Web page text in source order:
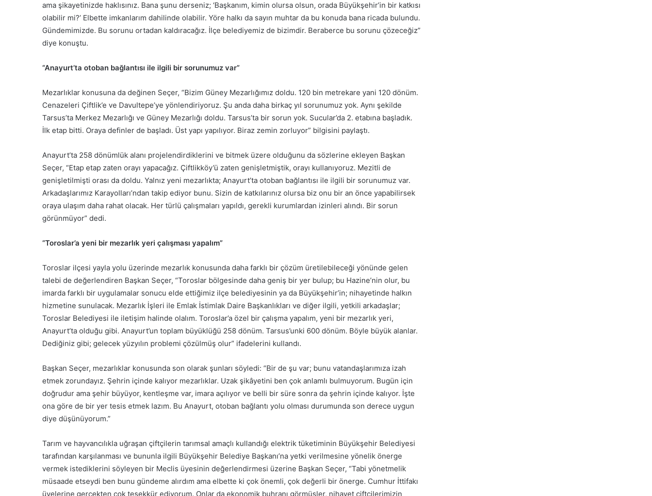
ama şikayetinizde haklısınız. Bana şunu derseniz; ‘Başkanım, kimin olursa olsun, orada Büyükşehir’in bir katkısı
olabilir mi?’ Elbette imkanlarım dahilinde olabilir. Yöre halkı da sayın muhtar da bu konuda bana ricada bulundu.
Gündemimizde. Bu sorunu ortadan kaldıracağız. İlçe belediyemiz de bizimdir. Beraberce bu sorunu çözeceğiz”
diye konuştu.
“Anayurt’ta otoban bağlantısı ile ilgili bir sorunumuz var”
Mezarlıklar konusuna da değinen Seçer, “Bizim Güney Mezarlığımız doldu. 120 bin metrekare yani 120 dönüm.
Cenazeleri Çiftlik’e ve Davultepe’ye yönlendiriyoruz. Şu anda daha birkaç yıl sorunumuz yok. Aynı şekilde
Tarsus’ta Merkez Mezarlığı ve Güney Mezarlığı doldu. Tarsus’ta bir sorun yok. Sucular’da 2. etabına başladık.
İlk etap bitti. Oraya definler de başladı. Üst yapı yapılıyor. Biraz zemin zorluyor” bilgisini paylaştı.
Anayurt’ta 258 dönümlük alanı projelendirdiklerini ve bitmek üzere olduğunu da sözlerine ekleyen Başkan
Seçer, “Etap etap zaten orayı yapacağız. Çiftlikköy’ü zaten genişletmiştik, orayı kullanıyoruz. Mezitli de
genişletilmişti orası da doldu. Yalnız yeni mezarlıkta; Anayurt’ta otoban bağlantısı ile ilgili bir sorunumuz var.
Arkadaşlarımız Karayolları’ndan takip ediyor bunu. Sizin de katkılarınız olursa biz onu bir an önce yapabilirsek
oraya ulaşım daha rahat olacak. Her türlü çalışmaları yapıldı, gerekli kurumlardan izinleri alındı. Bir sorun
görünmüyor” dedi.
“Toroslar’a yeni bir mezarlık yeri çalışması yapalım”
Toroslar ilçesi yayla yolu üzerinde mezarlık konusunda daha farklı bir çözüm üretilebileceği yönünde gelen
talebi de değerlendiren Başkan Seçer, “Toroslar bölgesinde daha geniş bir yer bulup; bu Hazine’nin olur, bu
imarda farklı bir uygulamalar sonucu elde ettiğimiz ilçe belediyesinin ya da Büyükşehir’in; nihayetinde halkın
hizmetine sunulacak. Mezarlık İşleri ile Emlak İstimlak Daire Başkanlıkları ve diğer ilgili, yetkili arkadaşlar;
Toroslar Belediyesi ile iletişim halinde olalım. Toroslar’a özel bir çalışma yapalım, yeni bir mezarlık yeri,
Anayurt’ta olduğu gibi. Anayurt’un toplam büyüklüğü 258 dönüm. Tarsus’unki 600 dönüm. Böyle büyük alanlar.
Dediğiniz gibi; gelecek yüzyılın problemi çözülmüş olur” ifadelerini kullandı.
Başkan Seçer, mezarlıklar konusunda son olarak şunları söyledi: “Bir de şu var; bunu vatandaşlarımıza izah
etmek zorundayız. Şehrin içinde kalıyor mezarlıklar. Uzak şikâyetini ben çok anlamlı bulmuyorum. Bugün için
doğrudur ama şehir büyüyor, kentleşme var, imara açılıyor ve belli bir süre sonra da şehrin içinde kalıyor. İşte
ona göre de bir yer tesis etmek lazım. Bu Anayurt, otoban bağlantı yolu olması durumunda son derece uygun
diye düşünüyorum.”
Tarım ve hayvancılıkla uğraşan çiftçilerin tarımsal amaçlı kullandığı elektrik tüketiminin Büyükşehir Belediyesi
tarafından karşılanması ve bununla ilgili Büyükşehir Belediye Başkanı’na yetki verilmesine yönelik önerge
vermek istediklerini söyleyen bir Meclis üyesinin değerlendirmesi üzerine Başkan Seçer, “Tabi yönetmelik
müsaade etseydi ben bunu gündeme alırdım ama elbette ki çok önemli, çok değerli bir önerge. Cumhur İttifakı
üyelerine gerçekten çok teşekkür ediyorum. Onlar da ekonomik buhranı görmüşler, nihayet çiftçilerimizin
Halk Kart uygulaması sayesinde
hem vatandaşlar hem esnaflar
Büyükşehir’den ayçiçeği üreticisine
gübre desteği
turuna çıktı
Web3 Developer Summit, 7 Ocak
tarihinde İstanbul’da